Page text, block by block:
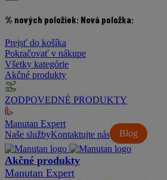
% nových položiek: Nová položka:
Prejsť do košíka
Pokračovať v nákupe
Všetky kategórie
Akčné produkty
ZODPOVEDNÉ PRODUKTY
Manutan Expert
Naše služby
Blog
Kontaktujte nás
Akčné produkty
Manutan Expert